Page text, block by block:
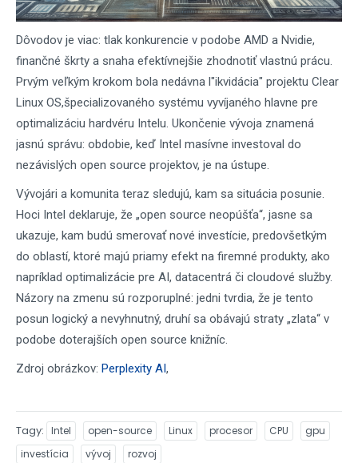
Dôvodov je viac: tlak konkurencie v podobe AMD a Nvidie,
finančné škrty a snaha efektívnejšie zhodnotiť vlastnú prácu.
Prvým veľkým krokom bola nedávna l"ikvidácia" projektu Clear
Linux OS,špecializovaného systému vyvíjaného hlavne pre
optimalizáciu hardvéru Intelu. Ukončenie vývoja znamená
jasnú správu: obdobie, keď Intel masívne investoval do
nezávislých open source projektov, je na ústupe.​
Vývojári a komunita teraz sledujú, kam sa situácia posunie.
Hoci Intel deklaruje, že „open source neopúšťa“, jasne sa
ukazuje, kam budú smerovať nové investície, predovšetkým
do oblastí, ktoré majú priamy efekt na firemné produkty, ako
napríklad optimalizácie pre AI, datacentrá či cloudové služby.
Názory na zmenu sú rozporuplné: jedni tvrdia, že je tento
posun logický a nevyhnutný, druhí sa obávajú straty „zlata“ v
podobe doterajších open source knižníc.​
Zdroj obrázkov: Perplexity AI,
Tagy Intel open-source Linux procesor CPU
gpu
investícia
vývoj rozvoj